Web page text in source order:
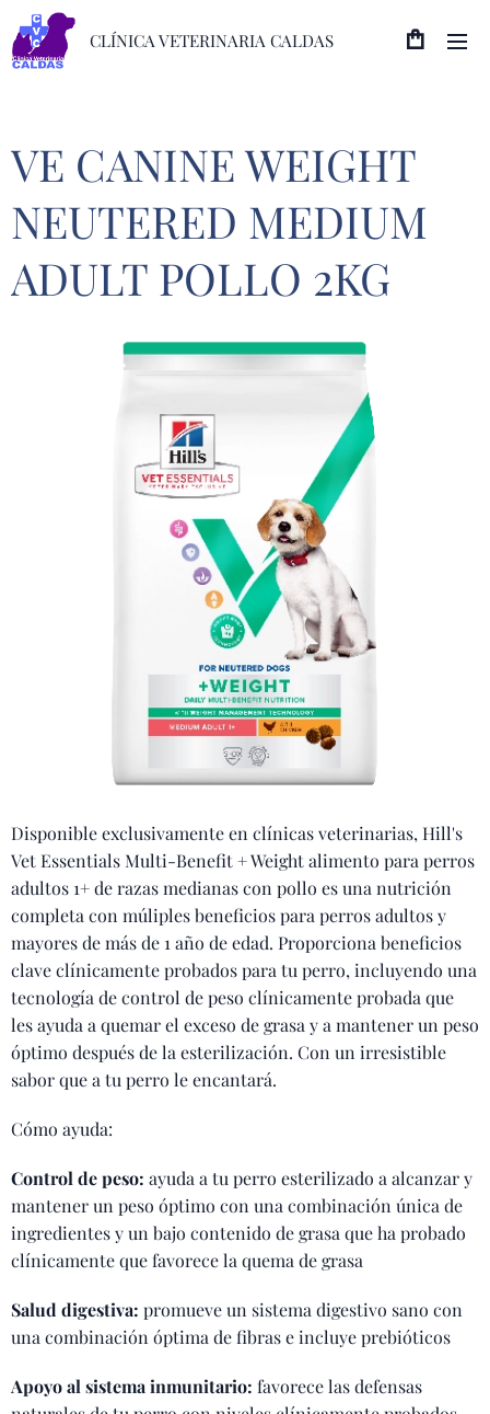
CLÍNICA VETERINARIA CALDAS
VE CANINE WEIGHT
NEUTERED MEDIUM
ADULT POLLO 2KG
Disponible exclusivamente en clínicas veterinarias, Hill's
Vet Essentials Multi-Benefit + Weight alimento para perros
adultos 1+ de razas medianas con pollo es una nutrición
completa con múliples beneficios para perros adultos y
mayores de más de 1 año de edad. Proporciona beneficios
clave clínicamente probados para tu perro, incluyendo una
tecnología de control de peso clínicamente probada que
les ayuda a quemar el exceso de grasa y a mantener un peso
óptimo después de la esterilización. Con un irresistible
sabor que a tu perro le encantará.
Cómo ayuda:
Control de peso: ayuda a tu perro esterilizado a alcanzar y
mantener un peso óptimo con una combinación única de
ingredientes y un bajo contenido de grasa que ha probado
clínicamente que favorece la quema de grasa
Salud digestiva: promueve un sistema digestivo sano con
una combinación óptima de fibras e incluye prebióticos
Apoyo al sistema inmunitario: favorece las defensas